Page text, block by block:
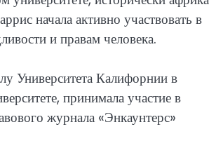
начала активно участвовать в
и правам человека.
Университета Калифорнии в
принимала участие в
журнала «Энкаунтерс»